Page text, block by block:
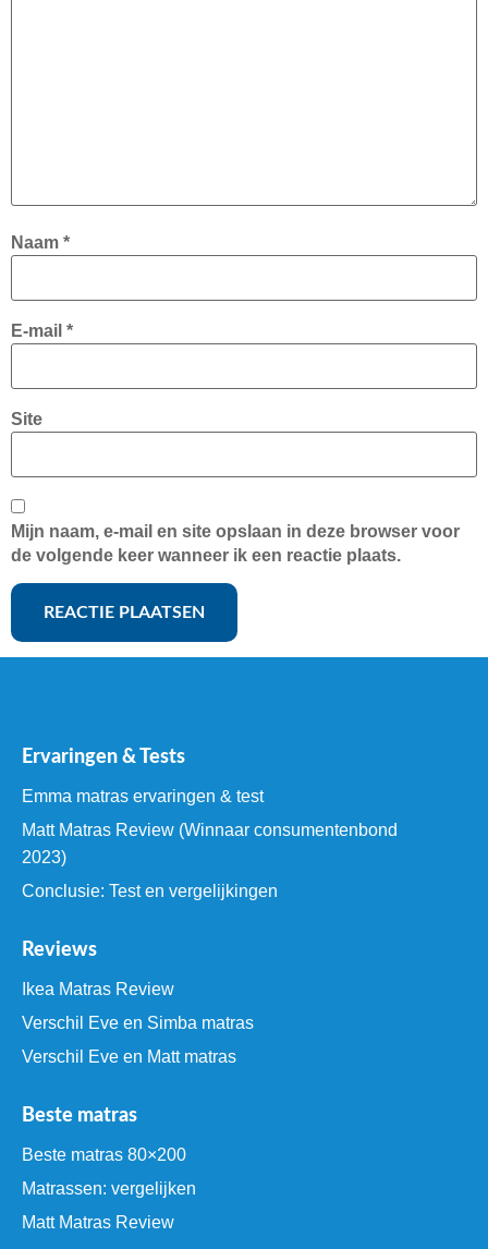
Naam *
E-mail *
Site
Mijn naam, e-mail en site opslaan in deze browser voor
de volgende keer wanneer ik een reactie plaats.
Ervaringen & Tests
Emma matras ervaringen & test
Matt Matras Review (Winnaar consumentenbond
2023)
Conclusie: Test en vergelijkingen
Reviews
Ikea Matras Review
Verschil Eve en Simba matras
Verschil Eve en Matt matras
Beste matras
Beste matras 80×200
Matrassen: vergelijken
Matt Matras Review